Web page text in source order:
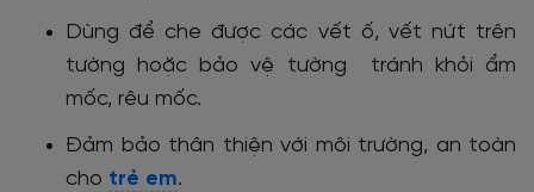
Dùng để che được các vết ố, vết nứt trên
tường hoặc bảo vệ tường tránh khỏi ẩm
mốc, rêu mốc.
Đảm bảo thân thiện với môi trường, an toàn
cho trẻ em.